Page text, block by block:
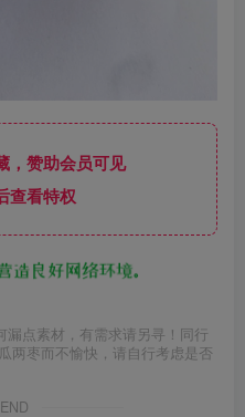
赞助会员可见
看特权
点素材，有需求请另寻！同行
两枣而不愉快，请自行考虑是否